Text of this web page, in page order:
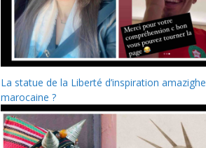
La statue de la Liberté d’inspiration amazighe
marocaine ?